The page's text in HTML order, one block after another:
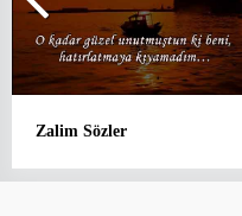
Zalim Sözler